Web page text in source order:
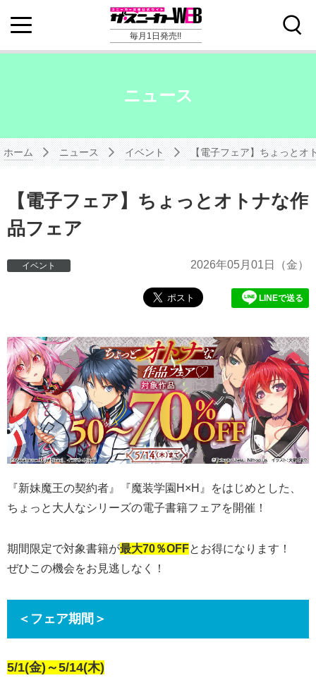
毎月1日発売!!
ニュース
ホーム ニュース イベント 【電子フェア】ちょっとオ
【電子フェア】ちょっとオトナな作
品フェア
イベント 2026年05月01日 （金）
LINEで送る
『新妹魔王の契約者』『魔装学園H×H』をはじめとした、
ちょっと大人なシリーズの電子書籍フェアを開催！
期間限定で対象書籍が最大70％OFFとお得になります！
ぜひこの機会をお見逃しなく！​
＜フェア期間＞
5/1(金)～5/14(木)